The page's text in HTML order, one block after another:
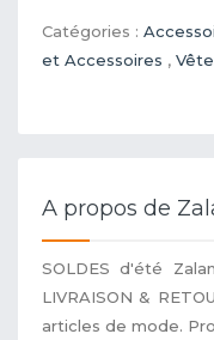
Catégories :
et Accessoires ,
A propos de
SOLDES d'été
LIVRAISON &
articles de mode.